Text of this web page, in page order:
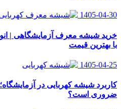
1405-04-30
خرید شیشه معرف آزمایشگاهی |
با بهترین قیمت
1405-04-25
کاربرد شیشه کهربایی در
ضروری است؟